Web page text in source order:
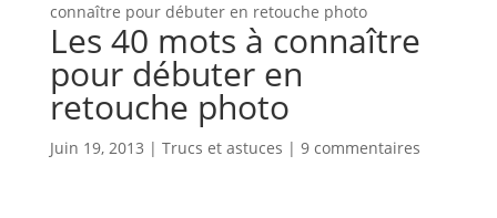
connaître pour débuter en retouche photo
Les 40 mots à connaître
pour débuter en
retouche photo
Juin 19, 2013 | Trucs et astuces | 9 commentaires